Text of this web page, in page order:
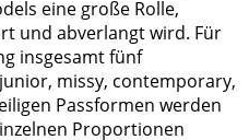
eine große Rolle,
und abverlangt wird. Für
insgesamt fünf
missy, contemporary,
Passformen werden
Proportionen